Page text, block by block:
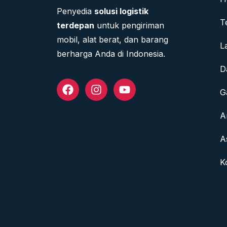
Penyedia solusi logistik
terdepan untuk pengiriman
mobil, alat berat, dan barang
berharga Anda di Indonesia.